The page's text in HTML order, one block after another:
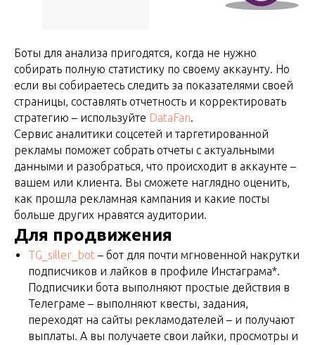
Боты для анализа пригодятся, когда не нужно
собирать полную статистику по своему аккаунту. Но
если вы собираетесь следить за показателями своей
страницы, составлять отчетность и корректировать
стратегию – используйте DataFan.
Сервис аналитики соцсетей и таргетированной
рекламы поможет собрать отчеты с актуальными
данными и разобраться, что происходит в аккаунте –
вашем или клиента. Вы сможете наглядно оценить,
как прошла рекламная кампания и какие посты
больше других нравятся аудитории.
Для продвижения
TG_siller_bot – бот для почти мгновенной накрутки
подписчиков и лайков в профиле Инстаграма*.
Подписчики бота выполняют простые действия в
Телеграме – выполняют квесты, задания,
переходят на сайты рекламодателей – и получают
выплаты. А вы получаете свои лайки, просмотры и